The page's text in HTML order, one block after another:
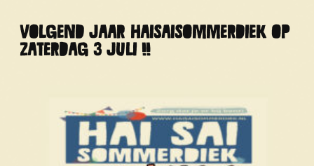
VOLGEND JAAR HAISAISOMMERDIEK OP
ZATERDAG 3 JULI !!